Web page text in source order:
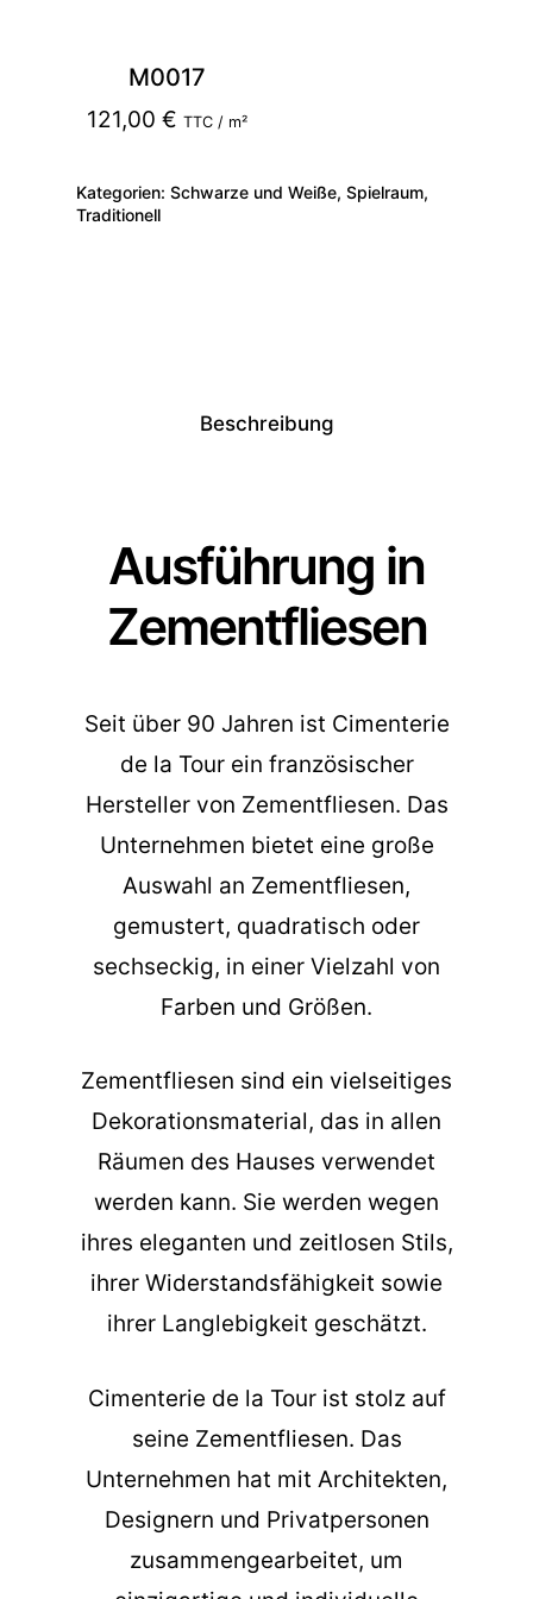
M0017
121,00€ TTC / m²
Kategorien: Schwarze und Weiße, Spielraum,
Traditionell
Beschreibung
Ausführung in
Zementfliesen
Seit über 90 Jahren ist Cimenterie
de la Tour ein französischer
Hersteller von Zementfliesen. Das
Unternehmen bietet eine große
Auswahl an Zementfliesen,
gemustert, quadratisch oder
sechseckig, in einer Vielzahl von
Farben und Größen.
Zementfliesen sind ein vielseitiges
Dekorationsmaterial, das in allen
Räumen des Hauses verwendet
werden kann. Sie werden wegen
ihres eleganten und zeitlosen Stils,
ihrer Widerstandsfähigkeit sowie
ihrer Langlebigkeit geschätzt.
Cimenterie de la Tour ist stolz auf
seine Zementfliesen. Das
Unternehmen hat mit Architekten,
Designern und Privatpersonen
zusammengearbeitet, um